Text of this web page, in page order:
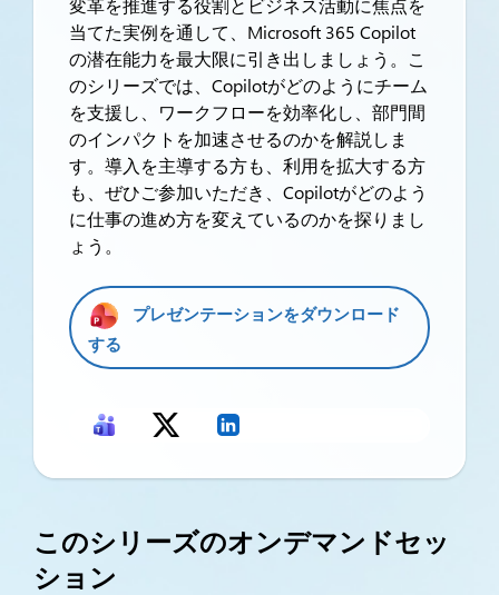
変革を推進する役割とビジネス活動に焦点を
当てた実例を通して、Microsoft 365 Copilot
の潜在能力を最大限に引き出しましょう。こ
のシリーズでは、Copilotがどのようにチーム
を支援し、ワークフローを効率化し、部門間
のインパクトを加速させるのかを解説しま
す。導入を主導する方も、利用を拡大する方
も、ぜひご参加いただき、Copilotがどのよう
に仕事の進め方を変えているのかを探りまし
ょう。
プレゼンテーションをダウンロード
する
このシリーズのオンデマンドセッ
ション